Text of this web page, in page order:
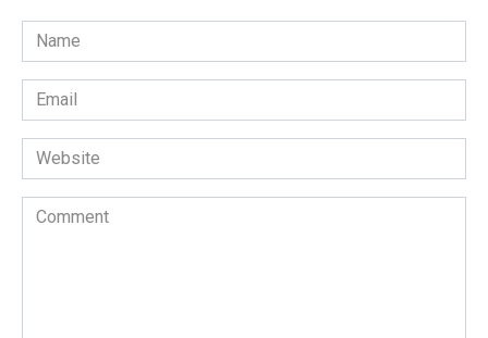
Name
*
Email
*
Website
Comment